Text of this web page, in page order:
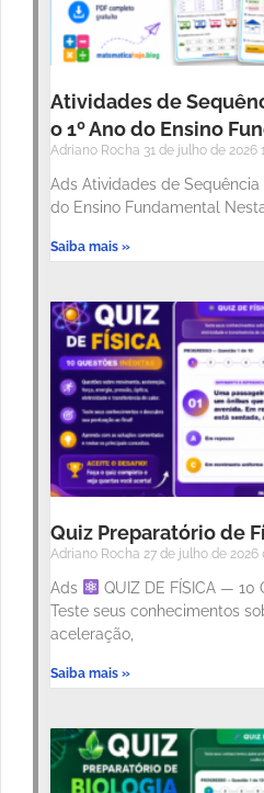
Atividades de
o 1º Ano do Ensino
Adriano Rocha 31 de julho de 2026
Ads Atividades de Sequência
do Ensino Fundamental
Saiba mais »
Quiz Preparatório de
Adriano Rocha 27 de julho de 2026
Ads
QUIZ DE FÍSICA — 10
Teste seus conhecimentos
aceleração,
Saiba mais »